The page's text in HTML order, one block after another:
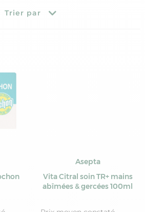
Trier par
Asepta
Vita Citral soin TR+ mains
abîmées & gercées 100ml